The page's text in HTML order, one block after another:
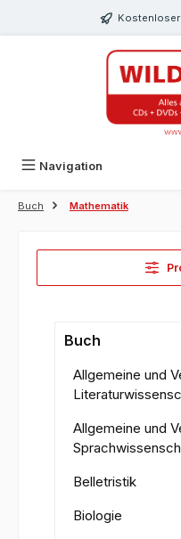
Kostenloser
Navigation
Buch Mathematik
Buch
Allgemeine und
Allgemeine und
Belletristik
Biologie